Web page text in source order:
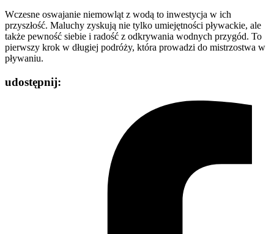
Wczesne oswajanie niemowląt z wodą to inwestycja w ich
przyszłość. Maluchy zyskują nie tylko umiejętności pływackie, ale
także pewność siebie i radość z odkrywania wodnych przygód. To
pierwszy krok w długiej podróży, która prowadzi do mistrzostwa w
pływaniu.
udostępnij: